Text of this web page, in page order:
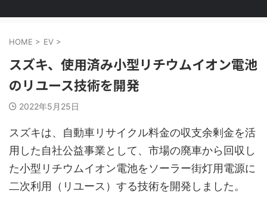
HOME > EV >
スズキ、使用済み小型リチウムイオン電池
のリユース技術を開発
2022年5月25日
スズキは、自動車リサイクル料金の収支余剰金を活
用した自社公益事業として、市場の廃車から回収し
た小型リチウムイオン電池をソーラー街灯用電源に
二次利用（リユース）する技術を開発しました。